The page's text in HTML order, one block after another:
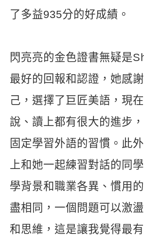
了多益935分的好成績。
閃亮亮的金色證書無疑是
最好的回報和認證，她感
己，選擇了巨匠美語，現
說、讀上都有很大的進步
固定學習外語的習慣。此
上和她一起練習對話的同
學背景和職業各異、慣用
盡相同，一個問題可以激
和思維，這是讓我覺得最有